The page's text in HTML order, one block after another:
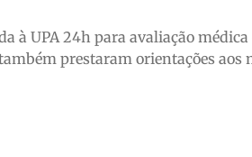
à UPA 24h para avaliação
prestaram orientações aos